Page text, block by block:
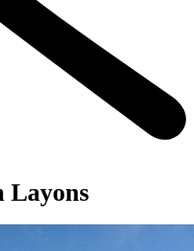
Layons